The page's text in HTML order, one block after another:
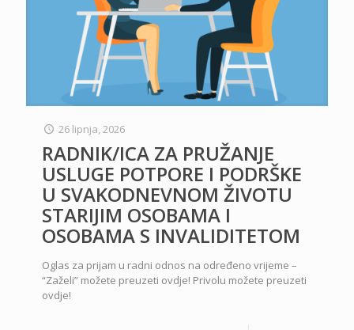
26 lipnja, 2026
RADNIK/ICA ZA PRUŽANJE
USLUGE POTPORE I PODRŠKE
U SVAKODNEVNOM ŽIVOTU
STARIJIM OSOBAMA I
OSOBAMA S INVALIDITETOM
Oglas za prijam u radni odnos na određeno vrijeme –
“Zaželi” možete preuzeti ovdje! Privolu možete preuzeti
ovdje!